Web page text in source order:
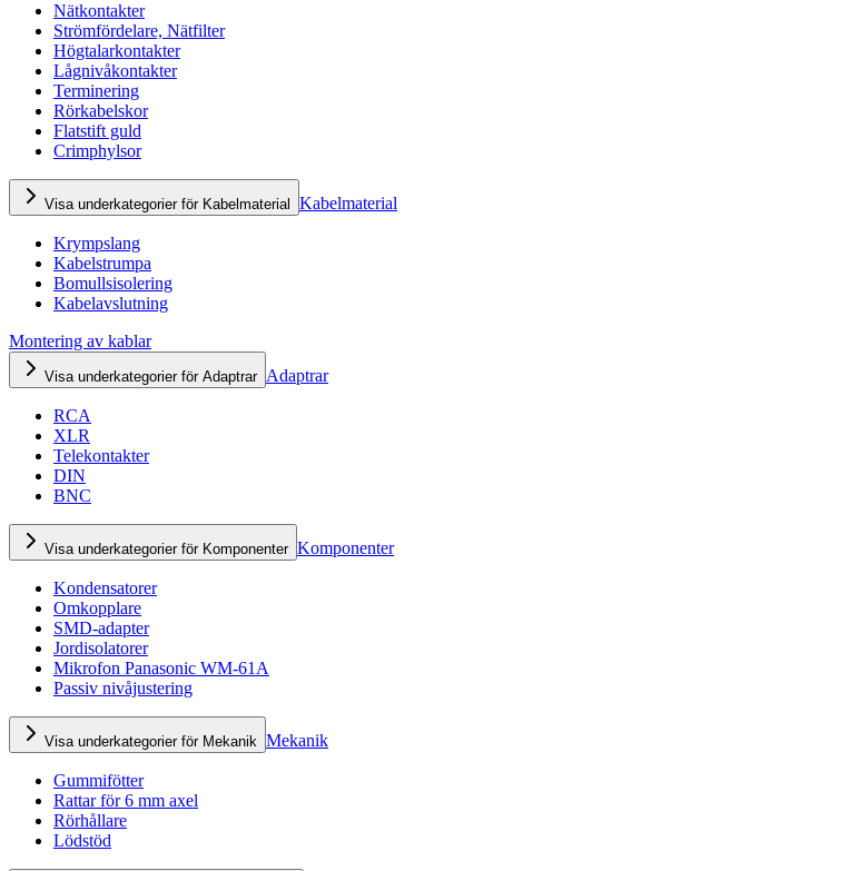
Nätkontakter
Strömfördelare, Nätfilter
Högtalarkontakter
Lågnivåkontakter
Terminering
Rörkabelskor
Flatstift guld
Crimphylsor
Visa underkategorier för Kabelmaterial Kabelmaterial
Krympslang
Kabelstrumpa
Bomullsisolering
Kabelavslutning
Montering av kablar
Visa underkategorier för Adaptrar Adaptrar
RCA
XLR
Telekontakter
DIN
BNC
Visa underkategorier för Komponenter Komponenter
Kondensatorer
Omkopplare
SMD-adapter
Jordisolatorer
Mikrofon Panasonic WM-61A
Passiv nivåjustering
Visa underkategorier för Mekanik Mekanik
Gummifötter
Rattar för 6 mm axel
Rörhållare
Lödstöd